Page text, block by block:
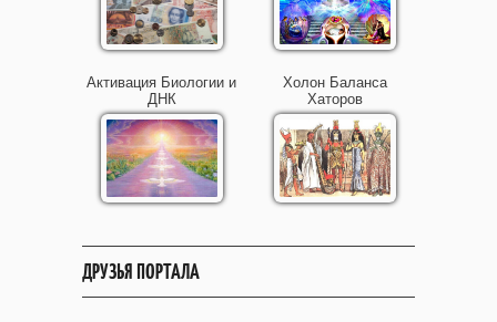
Активация Биологии и
ДНК
Холон Баланса
Хаторов
ДРУЗЬЯ ПОРТАЛА